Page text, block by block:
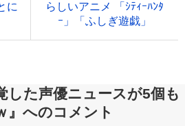
に
らしいアニメ 「ｼﾃｨｰﾊﾝﾀ
ｰ」「ふしぎ遊戯」
した声優ニュースが5個も
』へのコメント